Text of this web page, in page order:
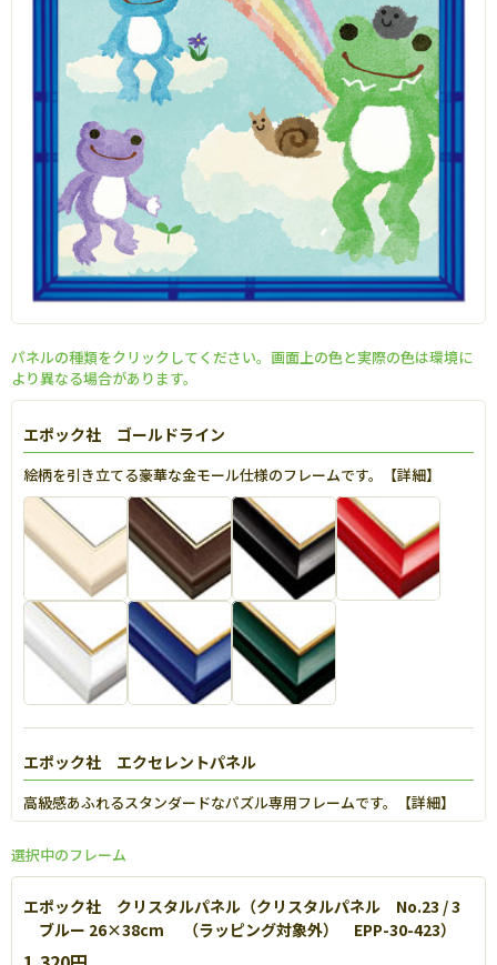
パネルの種類をクリックしてください。画面上の色と実際の色は環境に
より異なる場合があります。
エポック社 ゴールドライン
絵柄を引き立てる豪華な金モール仕様のフレームです。【詳細】
エポック社 エクセレントパネル
高級感あふれるスタンダードなパズル専用フレームです。【詳細】
選択中のフレーム
エポック社 クリスタルパネル（クリスタルパネル No.23 / 3
ブルー 26×38cm （ラッピング対象外） EPP-30-423）